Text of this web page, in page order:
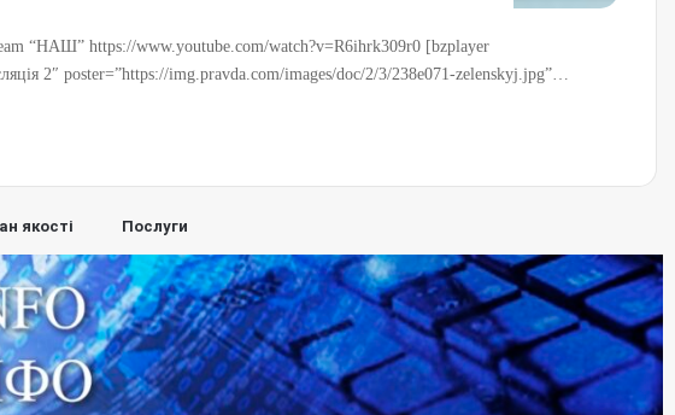
“НАШ” https://www.youtube.com/watch?v=R6ihrk309r0 [bzplayer
2″ poster=”https://img.pravda.com/images/doc/2/3/238e071-zelenskyj.jpg”…
якості Послуги